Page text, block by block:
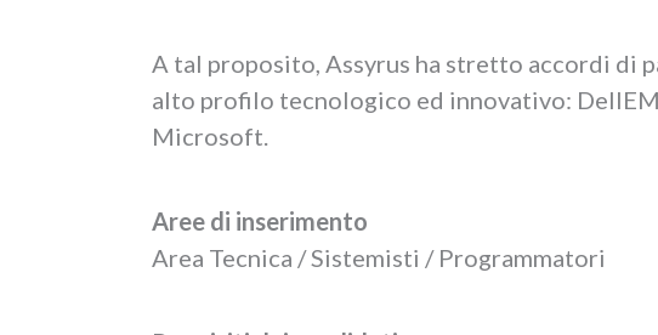
A tal proposito, Assyrus ha stretto accordi di
alto profilo tecnologico ed innovativo:
Microsoft.
Aree di inserimento
Area Tecnica / Sistemisti / Programmatori